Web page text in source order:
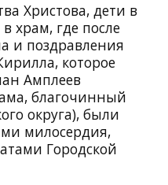
Христова, дети в
храм, где после
и поздравления
которое
Амплеев
благочинный
округа), были
милосердия,
Городской